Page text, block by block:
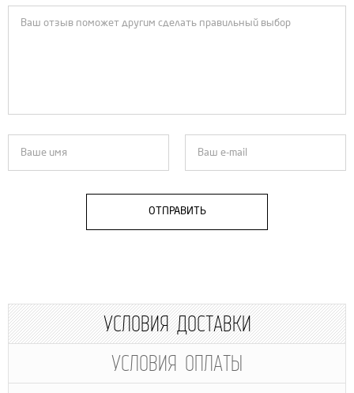
ОТПРАВИТЬ
УСЛОВИЯ ДОСТАВКИ
УСЛОВИЯ ОПЛАТЫ